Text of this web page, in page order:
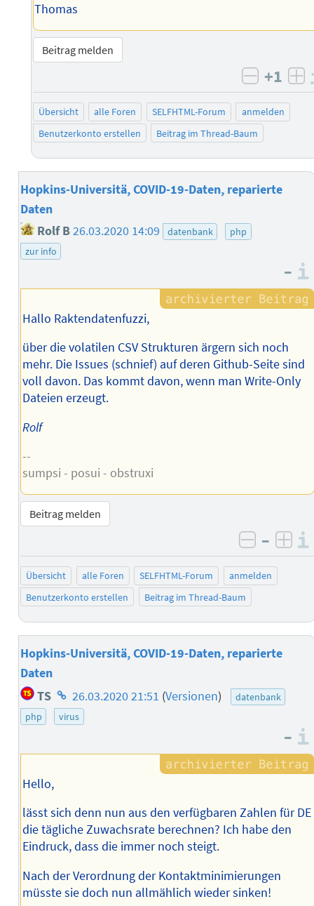
Thomas
Beitrag melden
negativ
+1
Übersicht alle Foren SELFHTML-Forum
anmelden
Benutzerkonto erstellen
Beitrag im Thread-Baum
Hopkins-Universitä, COVID-19-Daten, reparierte
Daten
Rolf B26.03.2020 14:09 datenbank
php
zur info
–
Hallo Raktendatenfuzzi,
über die volatilen CSV Strukturen ärgern sich noch
mehr. Die Issues (schnief) auf deren Github-Seite sind
voll davon. Das kommt davon, wenn man Write-Only
Dateien erzeugt.
Rolf
--
sumpsi - posui - obstruxi
Beitrag melden
negativ
–
Übersicht alle Foren SELFHTML-Forum
anmelden
Benutzerkonto erstellen
Beitrag im Thread-Baum
Hopkins-Universitä, COVID-19-Daten, reparierte
Daten
TS Homepage
des
26.03.2020 21:51 (Versionen)
datenbank
php
virus
–
Hello,
lässt sich denn nun aus den verfügbaren Zahlen für DE
die tägliche Zuwachsrate berechnen? Ich habe den
Eindruck, dass die immer noch steigt.
Nach der Verordnung der Kontaktminimierungen
müsste sie doch nun allmählich wieder sinken!